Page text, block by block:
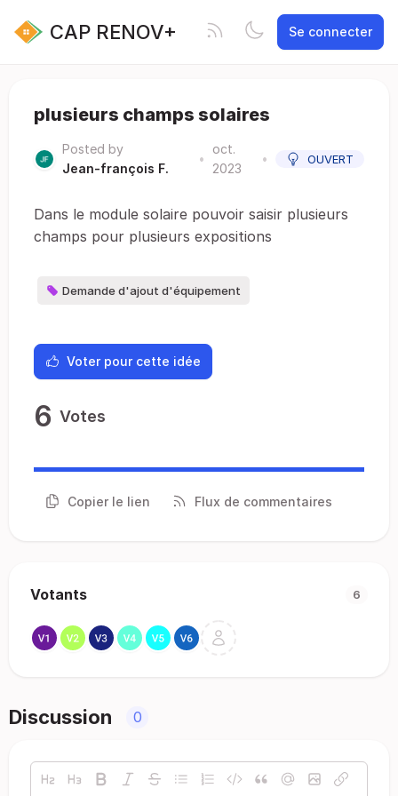
CAP RENOV+ Se connecter
plusieurs champs solaires
Posted by
Jean-françois F.
•
oct.
2023
• OUVERT
Dans le module solaire pouvoir saisir plusieurs
champs pour plusieurs expositions
Demande d'ajout d'équipement
Voter pour cette idée
6 Votes
Copier le lien Flux de commentaires
Votants 6
Discussion 0